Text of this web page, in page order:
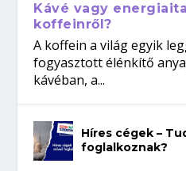
Kávé vagy
koffeinről?
A koffein a világ egyik
fogyasztott élénkítő
kávéban, a...
Híres cégek –
foglalkoznak?